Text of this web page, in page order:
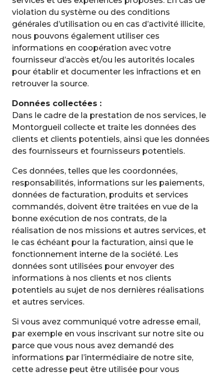
violation du système ou des conditions
générales d’utilisation ou en cas d’activité illicite,
nous pouvons également utiliser ces
informations en coopération avec votre
fournisseur d’accès et/ou les autorités locales
pour établir et documenter les infractions et en
retrouver la source.
Données collectées :
Dans le cadre de la prestation de nos services, le
Montorgueil collecte et traite les données des
clients et clients potentiels, ainsi que les données
des fournisseurs et fournisseurs potentiels.
Ces données, telles que les coordonnées,
responsabilités, informations sur les paiements,
données de facturation, produits et services
commandés, doivent être traitées en vue de la
bonne exécution de nos contrats, de la
réalisation de nos missions et autres services, et
le cas échéant pour la facturation, ainsi que le
fonctionnement interne de la société. Les
données sont utilisées pour envoyer des
informations à nos clients et nos clients
potentiels au sujet de nos dernières réalisations
et autres services.
Si vous avez communiqué votre adresse email,
par exemple en vous inscrivant sur notre site ou
parce que vous nous avez demandé des
informations par l’intermédiaire de notre site,
cette adresse peut être utilisée pour vous